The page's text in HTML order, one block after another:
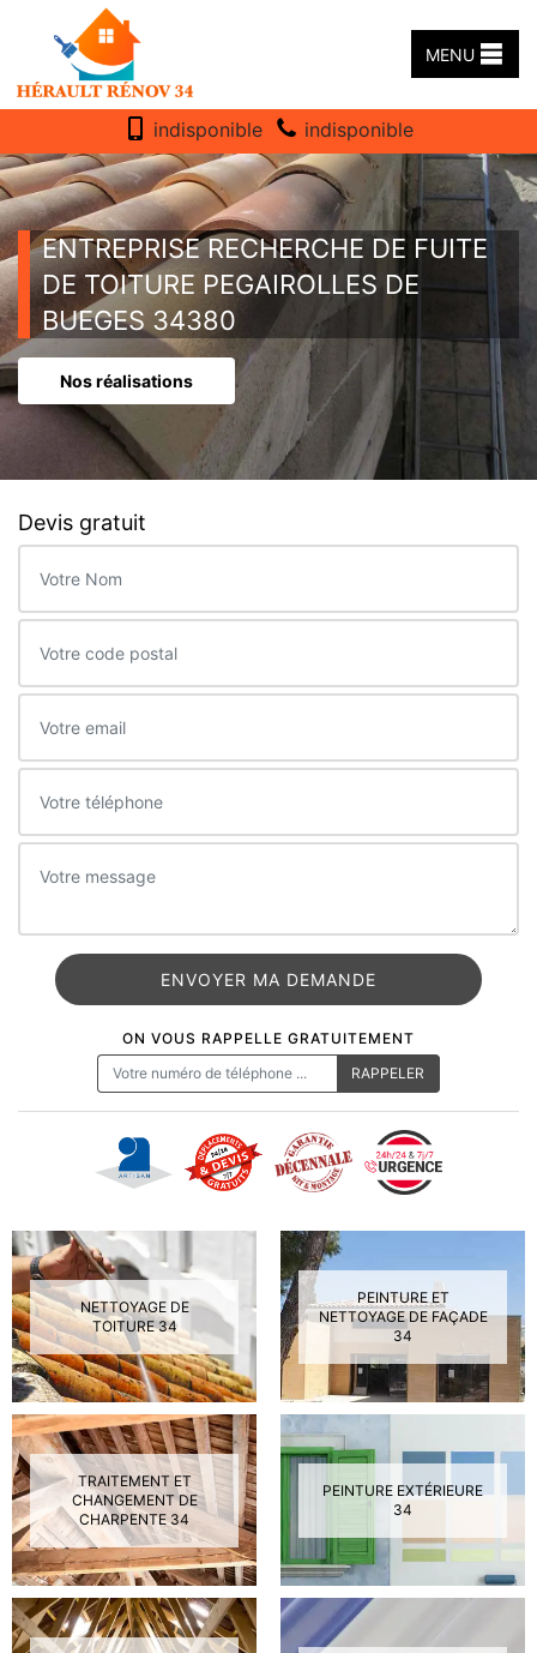
MENU
indisponible indisponible
ENTREPRISE RECHERCHE DE FUITE
DE TOITURE PEGAIROLLES DE
BUEGES 34380
Nos réalisations
Devis gratuit
ON VOUS RAPPELLE GRATUITEMENT
NETTOYAGE DE
TOITURE 34
PEINTURE ET
NETTOYAGE DE FAÇADE
34
TRAITEMENT ET
CHANGEMENT DE
CHARPENTE 34
PEINTURE EXTÉRIEURE
34